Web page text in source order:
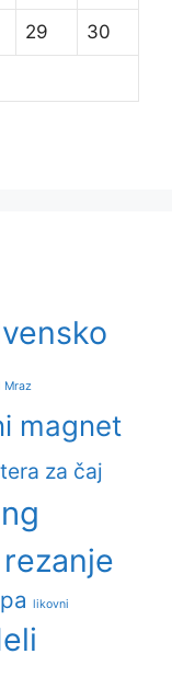
29 30
Mraz
magnet
za čaj
likovni